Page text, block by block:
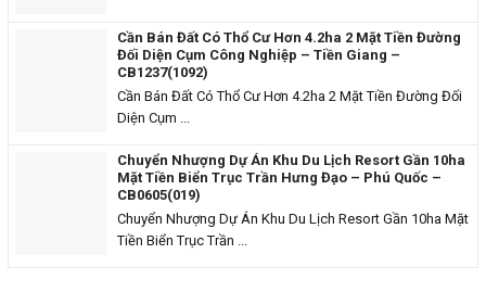
Cần Bán Đất Có Thổ Cư Hơn 4.2ha 2 Mặt Tiền Đường
Đối Diện Cụm Công Nghiệp – Tiền Giang –
CB1237(1092)
Cần Bán Đất Có Thổ Cư Hơn 4.2ha 2 Mặt Tiền Đường Đối
Diện Cụm ...
Chuyển Nhượng Dự Án Khu Du Lịch Resort Gần 10ha
Mặt Tiền Biển Trục Trần Hưng Đạo – Phú Quốc –
CB0605(019)
Chuyển Nhượng Dự Án Khu Du Lịch Resort Gần 10ha Mặt
Tiền Biển Trục Trần ...